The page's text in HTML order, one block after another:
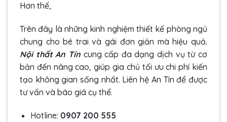
Hơn thế,
Trên đây là những kinh nghiệm thiết kế phòng ngủ
chung cho bé trai và gái đơn giản mà hiệu quả.
Nội thất An Tíncung cấp đa dạng dịch vụ từ cơ
bản đến nâng cao, giúp gia chủ tối ưu chi phí kiến
tạo không gian sống nhất. Liên hệ An Tín để được
tư vấn và báo giá cụ thể.
Hotline: 0907 200 555